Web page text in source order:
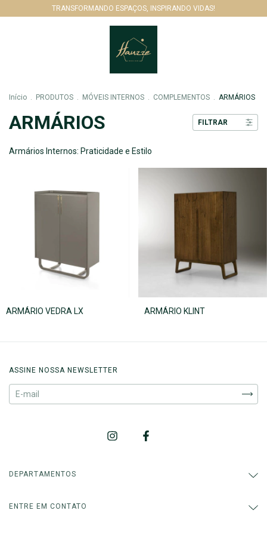
TRANSFORMANDO ESPAÇOS, INSPIRANDO VIDAS!
Início . PRODUTOS . MÓVEIS INTERNOS . COMPLEMENTOS . ARMÁRIOS
ARMÁRIOS FILTRAR
Armários Internos: Praticidade e Estilo
ARMÁRIO VEDRA LX ARMÁRIO KLINT
ASSINE NOSSA NEWSLETTER
DEPARTAMENTOS
ENTRE EM CONTATO